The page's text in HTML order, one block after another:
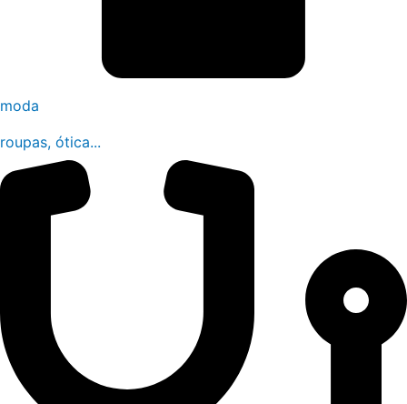
moda
roupas, ótica...